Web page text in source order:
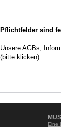
Pflichtfelder sind
Unsere AGBs,
(bitte klicken)
Eine